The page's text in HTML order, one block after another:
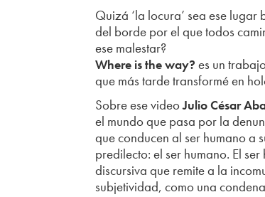
Quizá ‘la locura’ sea ese
del borde por el que todos
ese malestar?
Where is the way? es un
que más tarde transformé en
Sobre ese videoJulio César
el mundo que pasa por la
que conducen al ser humano a
predilecto: el ser humano. El
discursiva que remite a la
subjetividad, como una